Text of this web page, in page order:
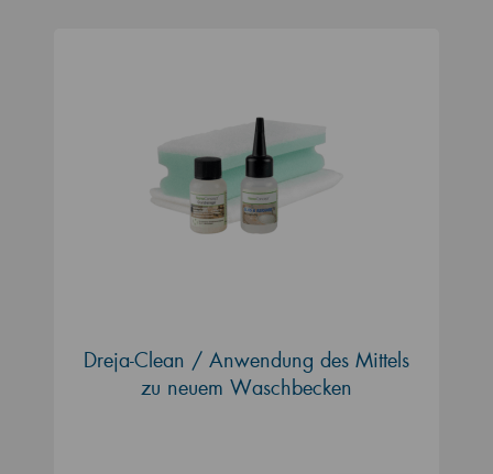
Dreja-Clean / Anwendung des Mittels
zu neuem Waschbecken